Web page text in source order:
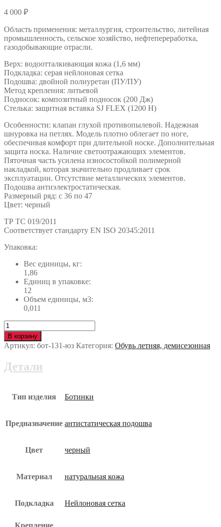
4 000 ₽
Область применения: металлургия, строительство, литейная
промышленность, сельское хозяйство, нефтепереработка,
газодобывающие отрасли.
Верх: водоотталкивающая кожа (1,6 мм)
Подкладка: серая нейлоновая сетка
Подошва: двойной полиуретан (ПУ/ПУ)
Метод крепления: литьевой
Подносок: композитный подносок (200 Дж)
Стелька: защитная вставка SJ FLEX (1200 Н)
Особенности: клапан глухой противопылевой. Надежная
шнуровка на петлях. Модель плотно облегает по ноге,
обеспечивая комфорт при длительной носке. Дополнительная
защита носка. Наличие светоотражающих элементов.
Пяточная часть усилена износостойкой полимерной
накладкой, которая значительно продливает срок
эксплуатации. Отсутствие металлических элементов.
Подошва антиэлектростатическая.
Размерный ряд: с 36 по 47
Цвет: черный
ТР ТС 019/2011
Cоответствует стандарту EN ISO 20345:2011
Упаковка:
Вес единицы, кг:
1,86
Единиц в упаковке:
12
Объем единицы, м3:
0,011
Количество
Ботинки
EOS
(ЕОС)
КП
бот-131-
В корзину
Артикул: бот-131-юз Категория: Обувь летняя, демисезонная
Детали
Тип изделия Ботинки
Предназначение антистатическая подошва
Цвет черный
Материал натуральная кожа
Подкладка Нейлоновая сетка
Крепление